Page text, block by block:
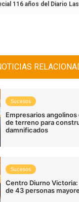
116 años del Diario
Sucesos
Empresarios
de terreno para
damnificados
Sucesos
Centro Diurno
de 43 personas